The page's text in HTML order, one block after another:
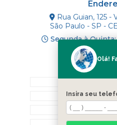
Rua Guian, 125 -
São Paulo - SP -
Segunda à
Mapa
SOBRE
Olá!
Insira seu